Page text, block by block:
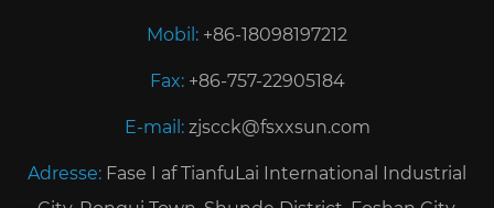
Mobil: +86-18098197212
Fax: +86-757-22905184
E-mail: zjscck@fsxxsun.com
Adresse: Fase I af TianfuLai International Industrial